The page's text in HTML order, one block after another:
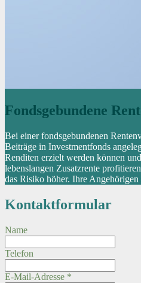
Fondsgebundene
Bei einer fondsgebundenen
Beiträge in Investmentfonds
Renditen erzielt werden können
lebenslangen Zusatzrente
das Risiko höher. Ihre
Kontaktformular
Name
Telefon
E-Mail-Adresse *